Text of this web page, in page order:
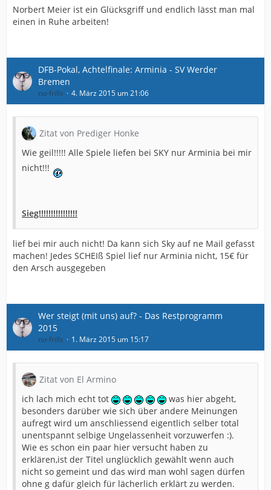
Norbert Meier ist ein Glücksgriff und endlich lässt man mal
einen in Ruhe arbeiten!
DFB-Pokal, Achtelfinale: Arminia - SV Werder
Bremen
no-frills 4. März 2015 um 21:06
Zitat von Prediger Honke
Wie geil!!!!! Alle Spiele liefen bei SKY nur Arminia bei mir
nicht!!!
Sieg!!!!!!!!!!!!!!!!
lief bei mir auch nicht! Da kann sich Sky auf ne Mail gefasst
machen! Jedes SCHEIß Spiel lief nur Arminia nicht, 15€ für
den Arsch ausgegeben
Wer steigt (mit uns) auf? - Das Restprogramm
2015
no-frills 1. März 2015 um 15:17
Zitat von El Armino
ich lach mich echt tot
was hier abgeht,
besonders darüber wie sich über andere Meinungen
aufregt wird um anschliessend eigentlich selber total
unentspannt selbige Ungelassenheit vorzuwerfen :).
Wie es schon ein paar hier versucht haben zu
erklären,ist der Titel unglücklich gewählt wenn auch
nicht so gemeint und das wird man wohl sagen dürfen
ohne g dafür gleich für lächerlich erklärt zu werden.